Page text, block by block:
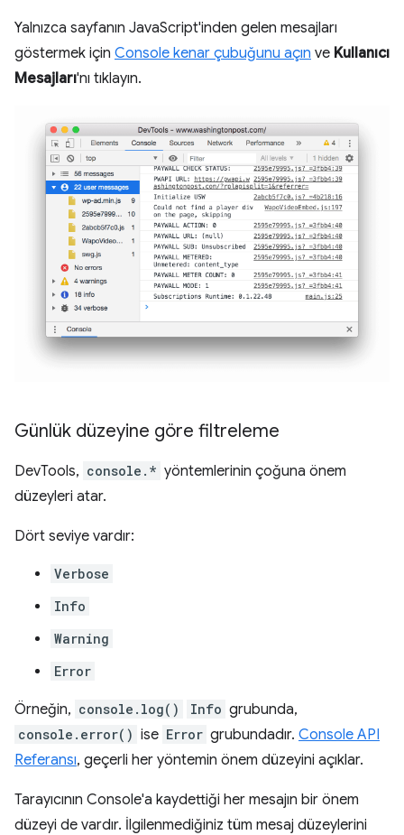
Yalnızca sayfanın JavaScript'inden gelen mesajları
göstermek için Console kenar çubuğunu açın ve Kullanıcı
Mesajları'nı tıklayın.
Günlük düzeyine göre filtreleme
DevTools, console.* yöntemlerinin çoğuna önem
düzeyleri atar.
Dört seviye vardır:
Verbose
Info
Warning
Error
Örneğin, console.log() Info grubunda,
console.error() ise Error grubundadır. Console API
Referansı, geçerli her yöntemin önem düzeyini açıklar.
Tarayıcının Console'a kaydettiği her mesajın bir önem
düzeyi de vardır. İlgilenmediğiniz tüm mesaj düzeylerini